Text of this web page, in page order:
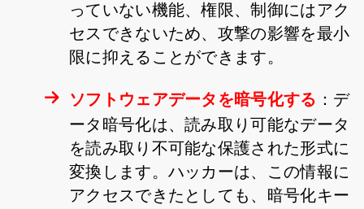
っていない機能、権限、制御にはアク
セスできないため、攻撃の影響を最小
限に抑えることができます。
ソフトウェアデータを暗号化する ：デ
ータ暗号化は、読み取り可能なデータ
を読み取り不可能な保護された形式に
変換します。ハッカーは、この情報に
アクセスできたとしても、暗号化キー